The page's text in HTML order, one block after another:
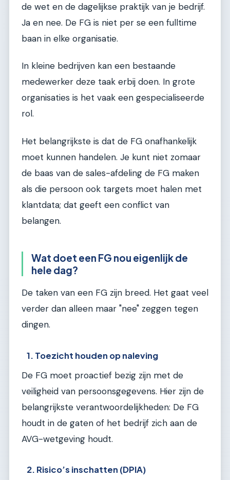
de wet en de dagelijkse praktijk van je bedrijf.
Ja en nee. De FG is niet per se een fulltime
baan in elke organisatie.
In kleine bedrijven kan een bestaande
medewerker deze taak erbij doen. In grote
organisaties is het vaak een gespecialiseerde
rol.
Het belangrijkste is dat de FG onafhankelijk
moet kunnen handelen. Je kunt niet zomaar
de baas van de sales-afdeling de FG maken
als die persoon ook targets moet halen met
klantdata; dat geeft een conflict van
belangen.
Wat doet een FG nou eigenlijk de
hele dag?
De taken van een FG zijn breed. Het gaat veel
verder dan alleen maar "nee" zeggen tegen
dingen.
1. Toezicht houden op naleving
De FG moet proactief bezig zijn met de
veiligheid van persoonsgegevens. Hier zijn de
belangrijkste verantwoordelijkheden: De FG
houdt in de gaten of het bedrijf zich aan de
AVG-wetgeving houdt.
2. Risico’s inschatten (DPIA)